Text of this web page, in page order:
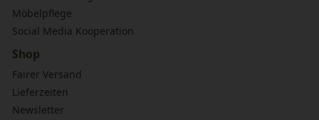
Möbelpflege
Social Media Kooperation
Shop
Fairer Versand
Lieferzeiten
Newsletter